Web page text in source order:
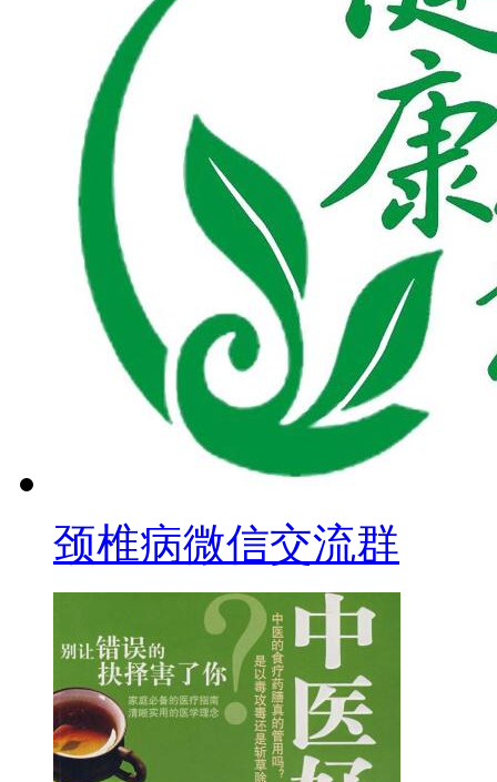
颈椎病微信交流群